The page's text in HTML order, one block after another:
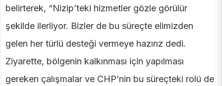
belirterek, “Nizip’teki hizmetler gözle görülür
şekilde ilerliyor. Bizler de bu süreçte elimizden
gelen her türlü desteği vermeye hazırız dedi.
Ziyarette, bölgenin kalkınması için yapılması
gereken çalışmalar ve CHP’nin bu süreçteki rolü de